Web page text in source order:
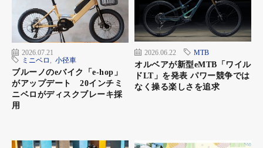
2026.07.21
ミニベロ
小径車
ブルーノのeバイク「e-hop」
がアップデート 20インチミ
ニベロがディスクブレーキ採
用
2026.06.22 MTB
オルベアが新型eMTB「ワイル
ドLT」を発表 パワー競争では
なく操る楽しさを追求